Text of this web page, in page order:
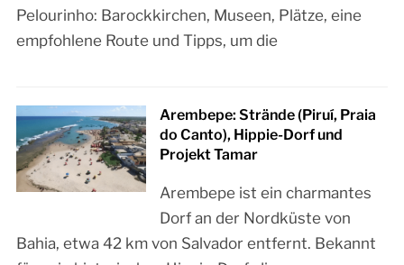
Pelourinho: Barockkirchen, Museen, Plätze, eine
empfohlene Route und Tipps, um die
Arembepe: Strände (Piruí, Praia
do Canto), Hippie-Dorf und
Projekt Tamar
Arembepe ist ein charmantes
Dorf an der Nordküste von
Bahia, etwa 42 km von Salvador entfernt. Bekannt